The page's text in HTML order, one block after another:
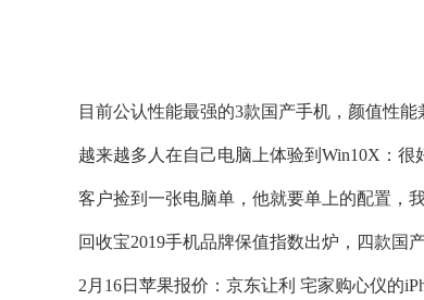
目前公认性能最强的3款国产手机，颜值性
越来越多人在自己电脑上体验到Win10X：很
客户捡到一张电脑单，他就要单上的配置，
回收宝2019手机品牌保值指数出炉，四款国
2月16日苹果报价：京东让利 宅家购心仪的